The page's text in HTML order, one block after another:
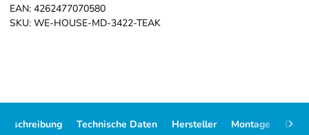
EAN: 4262477070580
SKU: WE-HOUSE-MD-3422-TEAK
Technische Daten Hersteller Montage